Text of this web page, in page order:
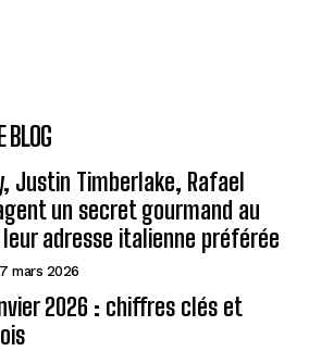
BLOG
Justin Timberlake, Rafael
un secret gourmand au
adresse italienne préférée
7 mars 2026
2026 : chiffres clés et